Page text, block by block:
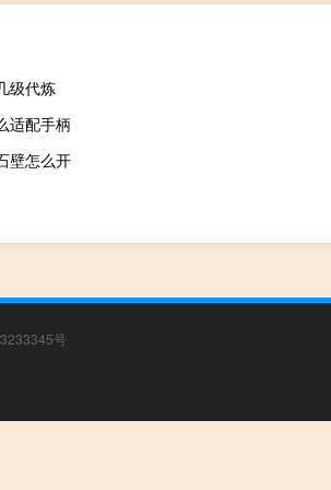
级代炼
适配手柄
壁怎么开
号